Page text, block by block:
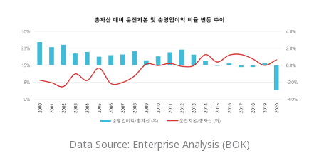
Data Source: Enterprise Analysis (BOK)